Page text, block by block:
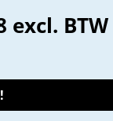
excl. BTW